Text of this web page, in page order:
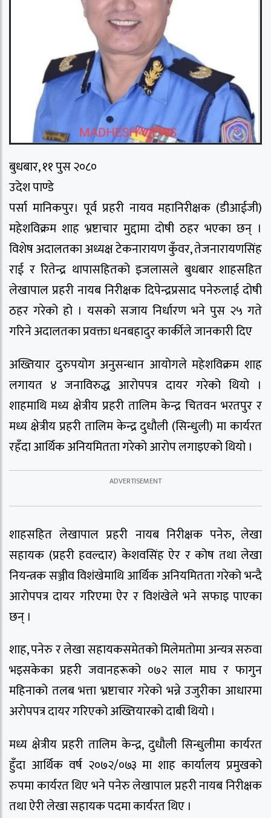
बुधबार, ११ पुस २०८०
उदेश पाण्डे
पर्सा मानिकपुर। पूर्व प्रहरी नायव महानिरीक्षक (डीआईजी)
महेशविक्रम शाह भ्रष्टाचार मुद्दामा दोषी ठहर भएका छन् ।
विशेष अदालतका अध्यक्ष टेकनारायण कुँवर, तेजनारायणसिंह
राई र रितेन्द्र थापासहितको इजलासले बुधबार शाहसहित
लेखापाल प्रहरी नायब निरीक्षक दिपेन्द्रप्रसाद पनेरुलाई दोषी
ठहर गरेको हो । यसको सजाय निर्धारण भने पुस २५ गते
गरिने अदालतका प्रवक्ता धनबहादुर कार्कीले जानकारी दिए
अख्तियार दुरुपयोग अनुसन्धान आयोगले महेशविक्रम शाह
लगायत ४ जनाविरुद्ध आरोपपत्र दायर गरेको थियो ।
शाहमाथि मध्य क्षेत्रीय प्रहरी तालिम केन्द्र चितवन भरतपुर र
मध्य क्षेत्रीय प्रहरी तालिम केन्द्र दुधौली (सिन्धुली) मा कार्यरत
रहँदा आर्थिक अनियमितता गरेको आरोप लगाइएको थियो ।
शाहसहित लेखापाल प्रहरी नायब निरीक्षक पनेरु, लेखा
सहायक (प्रहरी हवल्दार) केशवसिंह ऐर र कोष तथा लेखा
नियन्त्रक सञ्जीव विशंखेमाथि आर्थिक अनियमितता गरेको भन्दै
आरोपपत्र दायर गरिएमा ऐर र विशंखेले भने सफाइ पाएका
छन् ।
शाह, पनेरु र लेखा सहायकसमेतको मिलेमतोमा अन्यत्र सरुवा
भइसकेका प्रहरी जवानहरूको ०७२ साल माघ र फागुन
महिनाको तलब भत्ता भ्रष्टाचार गरेको भन्ने उजुरीका आधारमा
अरोपपत्र दायर गरिएको अख्तियारको दाबी थियो ।
मध्य क्षेत्रीय प्रहरी तालिम केन्द्र, दुधौली सिन्धुलीमा कार्यरत
हुँदा आर्थिक वर्ष २०७२/०७३ मा शाह कार्यालय प्रमुखको
रुपमा कार्यरत थिए भने पनेरु लेखापाल प्रहरी नायब निरीक्षक
तथा ऐरी लेखा सहायक पदमा कार्यरत थिए ।